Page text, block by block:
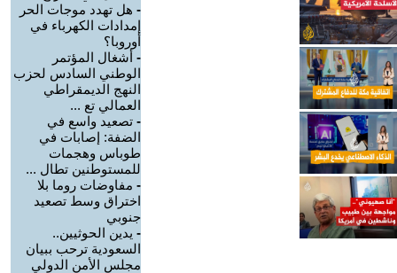
- هل تهدد موجات الحر
إمدادات الكهرباء في
أوروبا؟
- أشغال المؤتمر
الوطني السادس لحزب
النهج الديمقراطي
العمالي تع ...
- تصعيد واسع في
الضفة: إصابات في
طوباس وهجمات
للمستوطنين تطال ...
- مفاوضات روما بلا
اختراق وسط تصعيد
جنوبي
- يدين الحوثيين..
السعودية ترحب ببيان
مجلس الأمن الدولي